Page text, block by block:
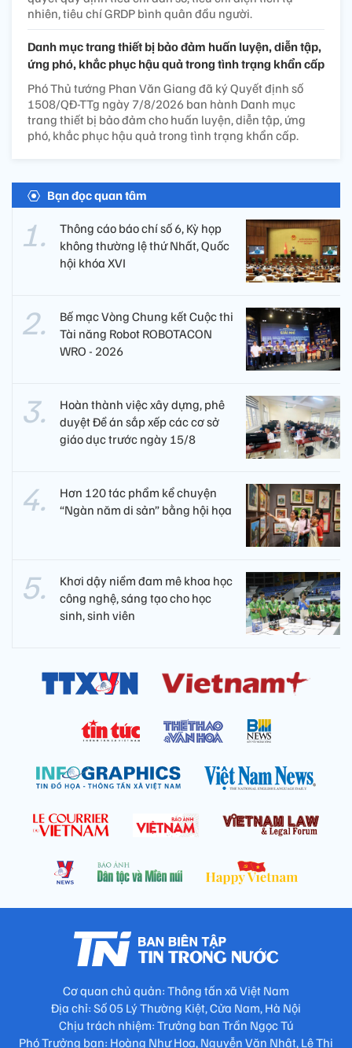
nhiên, tiêu chí GRDP bình quân đầu người.
Danh mục trang thiết bị bảo đảm huấn luyện, diễn tập,
ứng phó, khắc phục hậu quả trong tình trạng khẩn cấp
Phó Thủ tướng Phan Văn Giang đã ký Quyết định số
1508/QĐ-TTg ngày 7/8/2026 ban hành Danh mục
trang thiết bị bảo đảm cho huấn luyện, diễn tập, ứng
phó, khắc phục hậu quả trong tình trạng khẩn cấp.
Bạn đọc quan tâm
Thông cáo báo chí số 6, Kỳ họp
không thường lệ thứ Nhất, Quốc
hội khóa XVI
Bế mạc Vòng Chung kết Cuộc thi
Tài năng Robot ROBOTACON
WRO - 2026
Hoàn thành việc xây dựng, phê
duyệt Đề án sắp xếp các cơ sở
giáo dục trước ngày 15/8
Hơn 120 tác phẩm kể chuyện
“Ngàn năm di sản” bằng hội họa
Khơi dậy niềm đam mê khoa học
công nghệ, sáng tạo cho học
sinh, sinh viên
Cơ quan chủ quản: Thông tấn xã Việt Nam
Địa chỉ: Số 05 Lý Thường Kiệt, Cửa Nam, Hà Nội
Chịu trách nhiệm: Trưởng ban Trần Ngọc Tú
Phó Trưởng ban: Hoàng Như Hoa, Nguyễn Văn Nhật, Lê Thị